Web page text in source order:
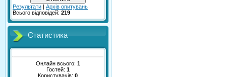
Результати | Архів опитувань
Всього відповідей: 219
Статистика
Онлайн всього: 1
Гостей: 1
Користувачів:0